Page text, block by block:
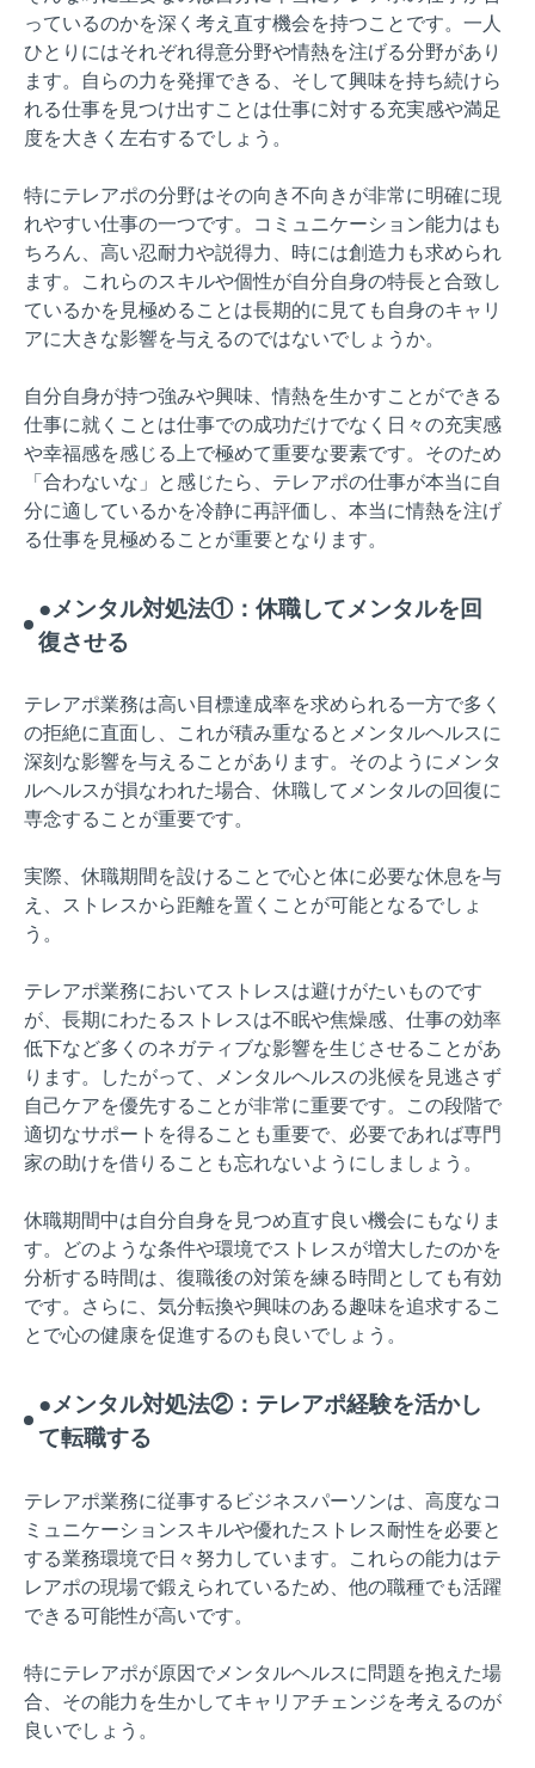
っているのかを深く考え直す機会を持つことです。一人
ひとりにはそれぞれ得意分野や情熱を注げる分野があり
ます。自らの力を発揮できる、そして興味を持ち続けら
れる仕事を見つけ出すことは仕事に対する充実感や満足
度を大きく左右するでしょう。
特にテレアポの分野はその向き不向きが非常に明確に現
れやすい仕事の一つです。コミュニケーション能力はも
ちろん、高い忍耐力や説得力、時には創造力も求められ
ます。これらのスキルや個性が自分自身の特長と合致し
ているかを見極めることは長期的に見ても自身のキャリ
アに大きな影響を与えるのではないでしょうか。
自分自身が持つ強みや興味、情熱を生かすことができる
仕事に就くことは仕事での成功だけでなく日々の充実感
や幸福感を感じる上で極めて重要な要素です。そのため
「合わないな」と感じたら、テレアポの仕事が本当に自
分に適しているかを冷静に再評価し、本当に情熱を注げ
る仕事を見極めることが重要となります。
●メンタル対処法①：休職してメンタルを回
復させる
テレアポ業務は高い目標達成率を求められる一方で多く
の拒絶に直面し、これが積み重なるとメンタルヘルスに
深刻な影響を与えることがあります。そのようにメンタ
ルヘルスが損なわれた場合、休職してメンタルの回復に
専念することが重要です。
実際、休職期間を設けることで心と体に必要な休息を与
え、ストレスから距離を置くことが可能となるでしょ
う。
テレアポ業務においてストレスは避けがたいものです
が、長期にわたるストレスは不眠や焦燥感、仕事の効率
低下など多くのネガティブな影響を生じさせることがあ
ります。したがって、メンタルヘルスの兆候を見逃さず
自己ケアを優先することが非常に重要です。この段階で
適切なサポートを得ることも重要で、必要であれば専門
家の助けを借りることも忘れないようにしましょう。
休職期間中は自分自身を見つめ直す良い機会にもなりま
す。どのような条件や環境でストレスが増大したのかを
分析する時間は、復職後の対策を練る時間としても有効
です。さらに、気分転換や興味のある趣味を追求するこ
とで心の健康を促進するのも良いでしょう。
●メンタル対処法②：テレアポ経験を活かし
て転職する
テレアポ業務に従事するビジネスパーソンは、高度なコ
ミュニケーションスキルや優れたストレス耐性を必要と
する業務環境で日々努力しています。これらの能力はテ
レアポの現場で鍛えられているため、他の職種でも活躍
できる可能性が高いです。
特にテレアポが原因でメンタルヘルスに問題を抱えた場
合、その能力を生かしてキャリアチェンジを考えるのが
良いでしょう。